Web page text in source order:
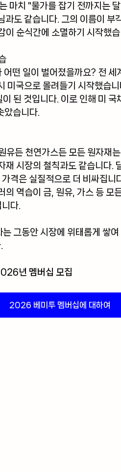
마치 "물가를 잡기 전까지는
과도 같습니다. 그의 이름이 부
이 순식간에 소멸하기 시작했습
어떤 일이 벌어졌을까요? 전
미국으로 몰려들기 시작했습니
이 된 것입니다. 이로 인해 미
았습니다.
유든 천연가스든 모든 원자재
재 시장의 철칙과도 같습니다.
격은 실질적으로 더 비싸집니
의 역습이 금, 원유, 가스 등 모
다.
그동안 시장에 위태롭게 쌓
년 멤버십 모집
2026 베미투 멤버십에 대하여